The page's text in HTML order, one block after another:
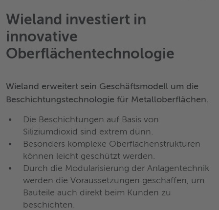
Wieland investiert in
innovative
Oberflächentechnologie
Wieland erweitert sein Geschäftsmodell um die
Beschichtungstechnologie für Metalloberflächen.
Die Beschichtungen auf Basis von
Siliziumdioxid sind extrem dünn.
Besonders komplexe Oberflächenstrukturen
können leicht geschützt werden.
Durch die Modularisierung der Anlagentechnik
werden die Voraussetzungen geschaffen, um
Bauteile auch direkt beim Kunden zu
beschichten.